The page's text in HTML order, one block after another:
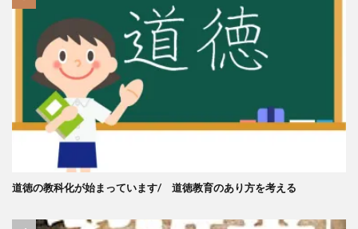
道徳の教科化が始まっています/ 道徳教育のあり方を考える